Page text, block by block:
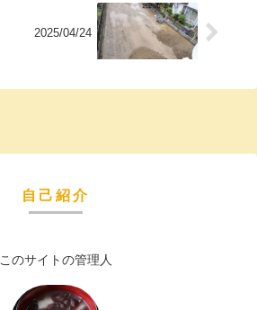
2025/04/24
自己紹介
このサイトの管理人